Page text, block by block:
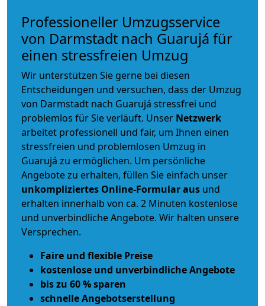
Professioneller Umzugsservice
von Darmstadt nach Guarujá für
einen stressfreien Umzug
Wir unterstützen Sie gerne bei diesen
Entscheidungen und versuchen, dass der Umzug
von Darmstadt nach Guarujá stressfrei und
problemlos für Sie verläuft. Unser Netzwerk
arbeitet professionell und fair, um Ihnen einen
stressfreien und problemlosen Umzug in
Guarujá zu ermöglichen. Um persönliche
Angebote zu erhalten, füllen Sie einfach unser
unkompliziertes Online-Formular aus und
erhalten innerhalb von ca. 2 Minuten kostenlose
und unverbindliche Angebote. Wir halten unsere
Versprechen.
Faire und flexible Preise
kostenlose und unverbindliche Angebote
bis zu 60 % sparen
schnelle Angebotserstellung